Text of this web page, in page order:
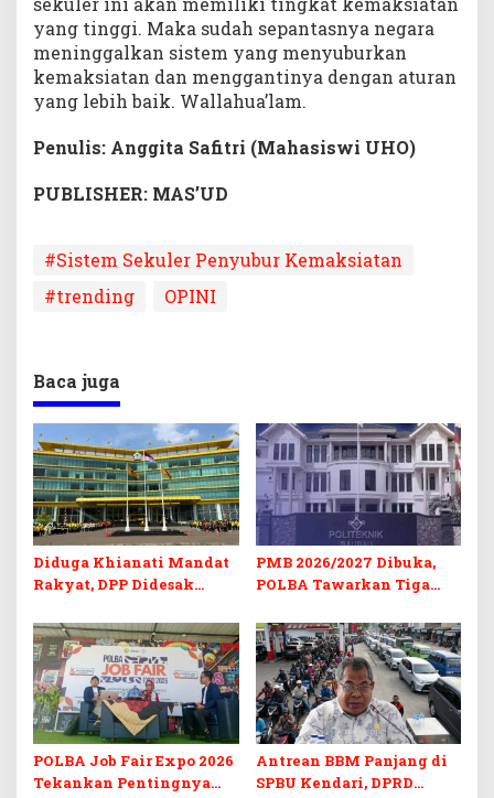
yang tinggi. Maka sudah sepantasnya negara
meninggalkan sistem yang menyuburkan
kemaksiatan dan menggantinya dengan aturan
yang lebih baik. Wallahua’lam.
Penulis: Anggita Safitri (Mahasiswi UHO)
PUBLISHER: MAS’UD
# Sistem Sekuler Penyubur Kemaksiatan
#trending
OPINI
Baca juga
Diduga Khianati Mandat
Rakyat, DPP Didesak
Morowali
PMB 2026/2027 Dibuka,
POLBA Tawarkan Tiga
Kuliah Gratis
POLBA Job Fair Expo 2026
Tekankan Pentingnya
Antrean BBM Panjang di
SPBU Kendari, DPRD